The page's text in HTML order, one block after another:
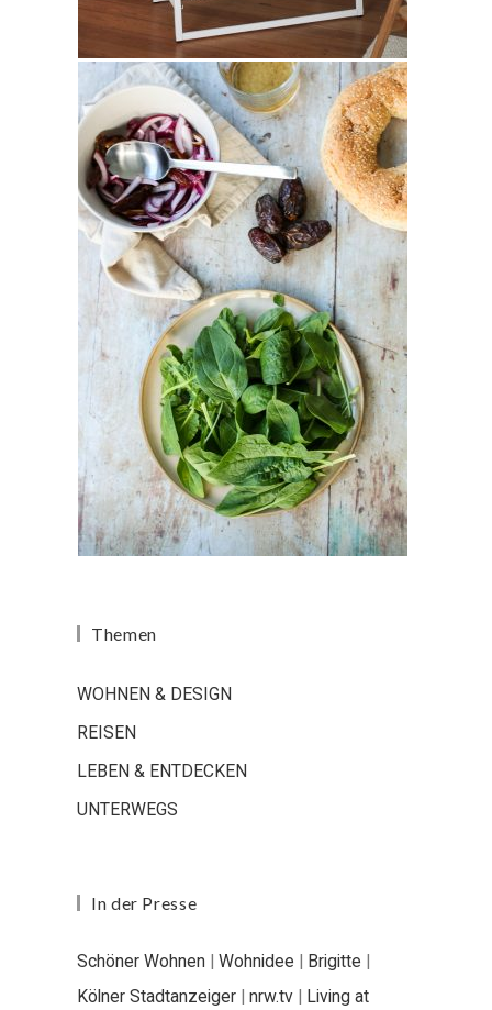
Themen
WOHNEN & DESIGN
REISEN
LEBEN & ENTDECKEN
UNTERWEGS
In der Presse
Schöner Wohnen | Wohnidee | Brigitte |
Kölner Stadtanzeiger | nrw.tv | Living at